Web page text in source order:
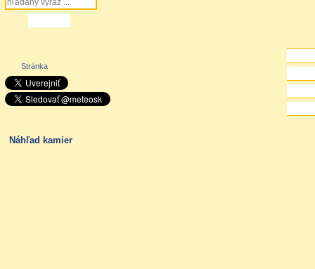
Stránka
Náhľad kamier